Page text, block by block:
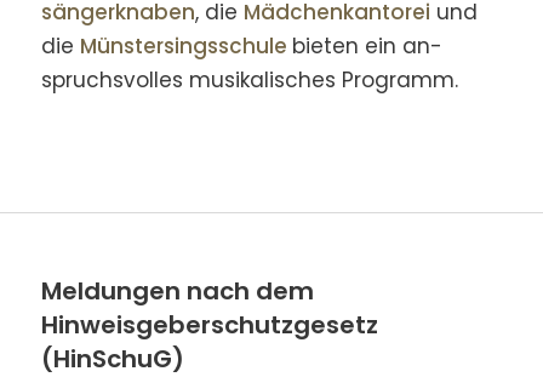
sänger­knaben, die Mädchen­kanto­rei und
die Münster­sings­schule bieten ein an­
spruchs­volles musikalisches Pro­gramm.
Meldungen nach dem
Hinweisgeberschutzgesetz
(HinSchuG)